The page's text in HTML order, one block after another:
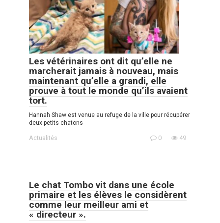
Les vétérinaires ont dit qu’elle ne
marcherait jamais à nouveau, mais
maintenant qu’elle a grandi, elle
prouve à tout le monde qu’ils avaient
tort.
Hannah Shaw est venue au refuge de la ville pour récupérer
deux petits chatons
Actualités 0 49
Le chat Tombo vit dans une école
primaire et les élèves le considèrent
comme leur meilleur ami et
« directeur ».